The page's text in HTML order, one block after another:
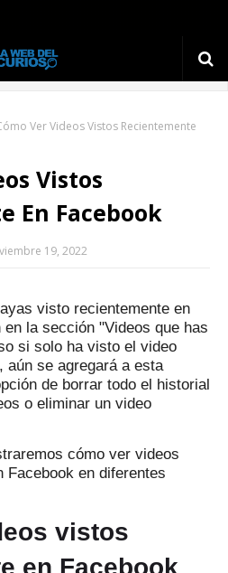
Ver Videos Vistos Recientemente
Vistos
En Facebook
19, 2022
visto recientemente en
la sección "Videos que has
si solo ha visto el video
aún se agregará a esta
de borrar todo el historial
o eliminar un video
cómo ver videos
Facebook en diferentes
vistos
en Facebook